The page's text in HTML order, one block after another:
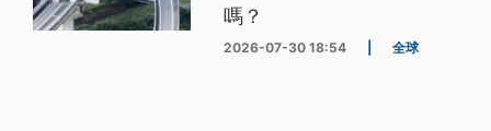
嗎？
2026-07-30 18:54 全球